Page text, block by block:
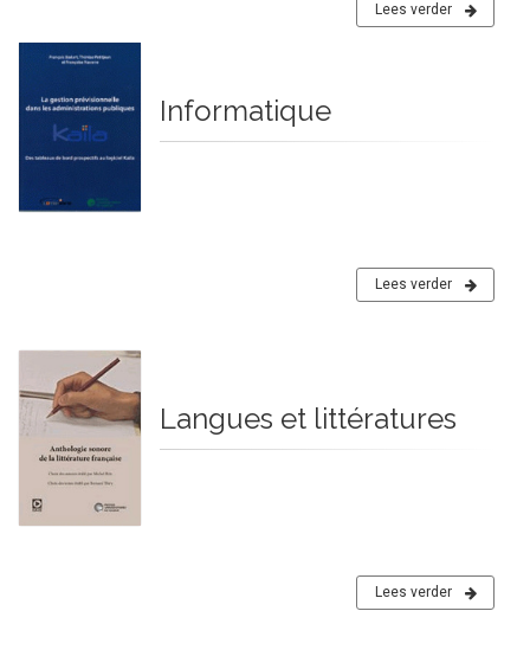
Lees verder
Informatique
Lees verder
Langues et littératures
Lees verder